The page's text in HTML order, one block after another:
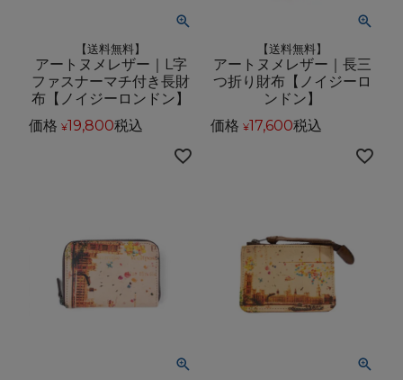
【送料無料】
アートヌメレザー｜L字
ファスナーマチ付き長財
布【ノイジーロンドン】
価格 ¥19,800税込
【送料無料】
アートヌメレザー｜長三
つ折り財布【ノイジーロ
ンドン】
価格 ¥17,600税込